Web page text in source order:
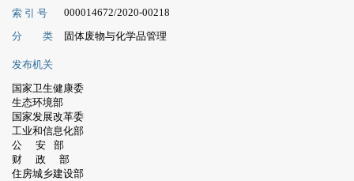
索 引 号 000014672/2020-00218
分 类 固体废物与化学品管理
发布机关
国家卫生健康委
生态环境部
国家发展改革委
工业和信息化部
公 安 部
财 政 部
住房城乡建设部